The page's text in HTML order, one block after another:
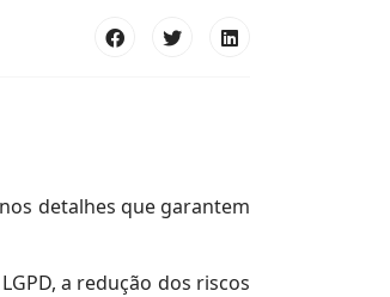
detalhes que garantem
a redução dos riscos